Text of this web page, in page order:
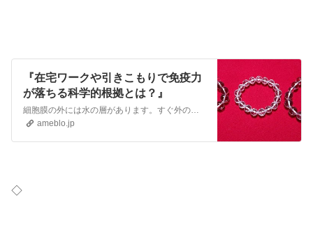
『在宅ワークや引きこもりで免疫力
が落ちる科学的根拠とは？』
ameblo.jp
◇